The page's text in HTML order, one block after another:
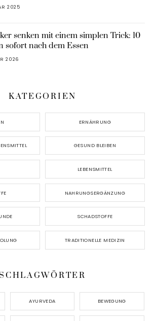
2025
senken mit einem simplen Trick: 10
sofort nach dem Essen
2026
KATEGORIEN
ERNÄHRUNG
GESUND BLEIBEN
LEBENSMITTEL
NAHRUNGSERGÄNZUNG
SCHADSTOFFE
TRADITIONELLE MEDIZIN
SCHLAGWÖRTER
AYURVEDA BEWEGUNG